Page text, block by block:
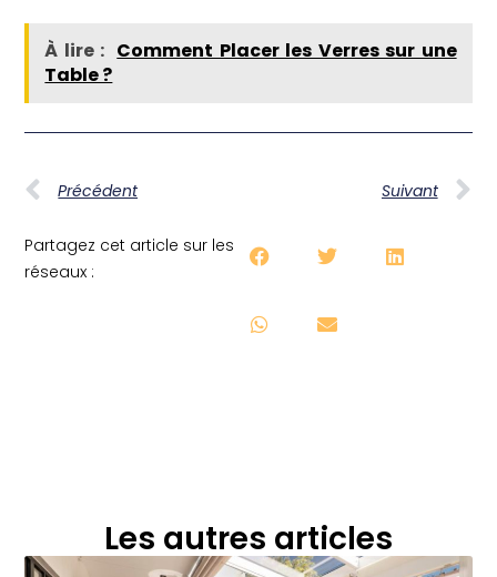
À lire : Comment Placer les Verres sur une
Table ?
Précédent Suivant
Partagez cet article sur les
réseaux :
Les autres articles